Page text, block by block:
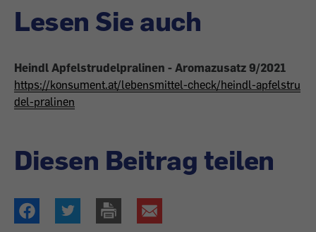
Lesen Sie auch
Heindl Apfelstrudelpralinen - Aromazusatz 9/2021
https://konsument.at/lebensmittel-check/heindl-apfelstru
del-pralinen
Diesen Beitrag teilen